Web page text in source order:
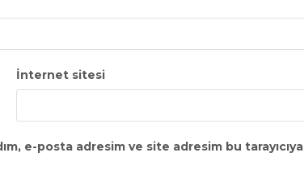
İnternet sitesi
e-posta adresim ve site adresim bu tarayıcıya